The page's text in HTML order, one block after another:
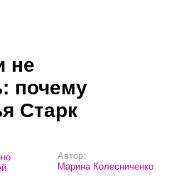
не
почему
Старк
Автор:
Марина Колесниченко